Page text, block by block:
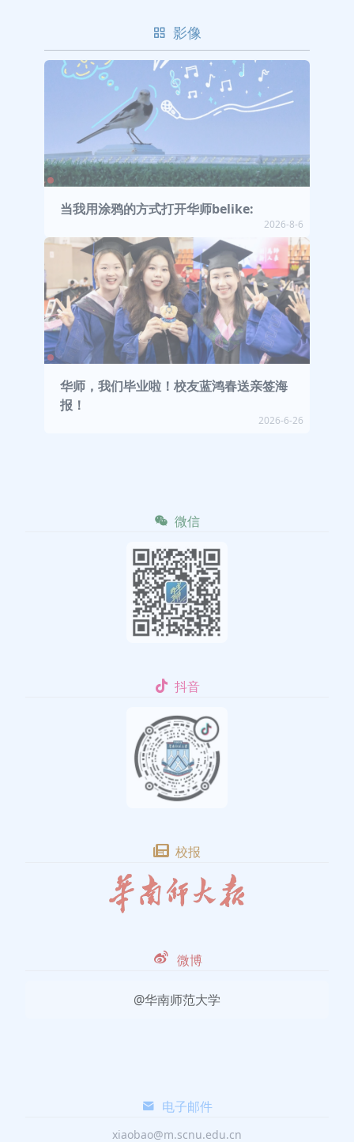
影像
当我用涂鸦的方式打开华师belike:
2026-8-6
华师，我们毕业啦！校友蓝鸿春送亲签海
报！
2026-6-26
微信
抖音
校报
微博
@华南师范大学
电子邮件
xiaobao@m.scnu.edu.cn